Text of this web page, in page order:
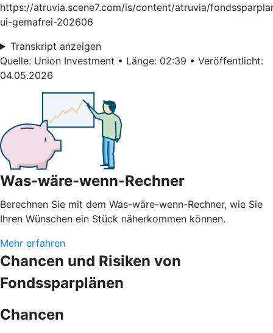
https://atruvia.scene7.com/is/content/atruvia/
ui-gemafrei-202606
Transkript anzeigen
Quelle: Union Investment • Länge: 02:39 • Veröffentlicht:
04.05.2026
Was-wäre-wenn-Rechner
Berechnen Sie mit dem Was-wäre-wenn-Rechner, wie Sie
Ihren Wünschen ein Stück näherkommen können.
Mehr erfahren
Chancen und Risiken von
Fondssparplänen
Chancen